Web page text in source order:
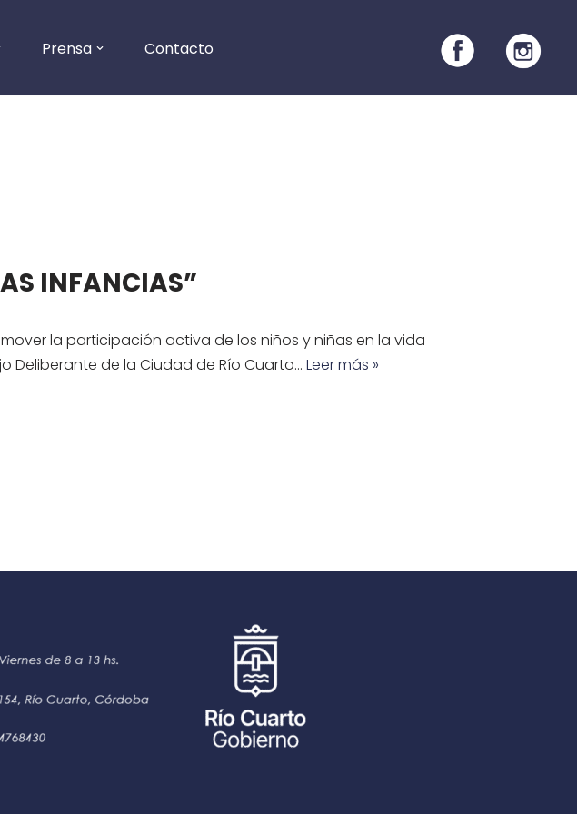
Prensa Contacto
INFANCIAS”
la participación activa de los niños y niñas en la vida
Deliberante de la Ciudad de Río Cuarto… Leer más »